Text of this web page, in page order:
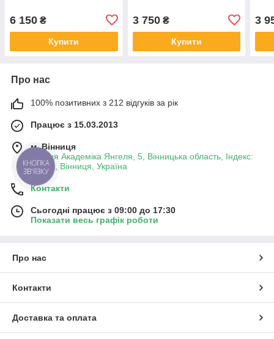
6 150 ₴
Купити
3 750₴
Купити
3
Про нас
100% позитивних з 212 відгуків за рік
Працює з 15.03.2013
м. Вінниця
вулиця Академіка Янгеля, 5, Вінницька область, Індекс:
21001, Вінниця, Україна
Контакти
Сьогодні працює з 09:00 до 17:30
Показати весь графік роботи
Про нас
Контакти
Доставка та оплата
КНОПКА
ЗВ'ЯЗКУ